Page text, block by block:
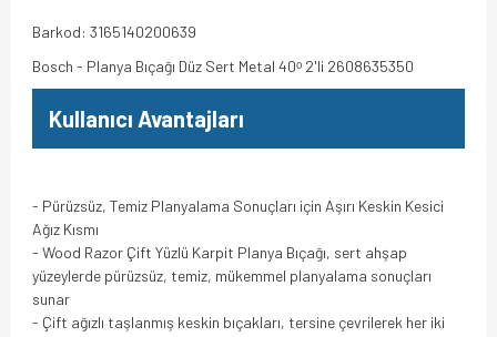
Barkod: 3165140200639
Bosch - Planya Bıçağı Düz Sert Metal 40ᵒ 2'li 2608635350
Kullanıcı Avantajları
- Pürüzsüz, Temiz Planyalama Sonuçları için Aşırı Keskin Kesici
Ağız Kısmı
- Wood Razor Çift Yüzlü Karpit Planya Bıçağı, sert ahşap
yüzeylerde pürüzsüz, temiz, mükemmel planyalama sonuçları
sunar
- Çift ağızlı taşlanmış keskin bıçakları, tersine çevrilerek her iki